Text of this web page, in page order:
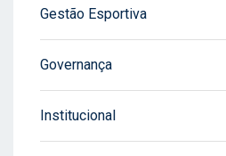
Gestão Esportiva
Governança
Institucional